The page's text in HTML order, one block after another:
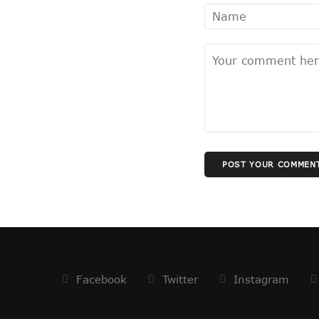
धन्यवाद पर निष्कासन!
सुलझ नहीँ रही गवर्नर और सीएम की
अंगड़ाई ही खड़ा करेगा ‘रंगमहल’ ..
बैकफुट पर होंगे ट्रम्प !
योगी शरणम गच्छामि !
पीएम पद से इस्तीफा देंगे मोदी !
दो दशक बाद दोनों साथ
POST YOUR
Facebook Twitter Instagram